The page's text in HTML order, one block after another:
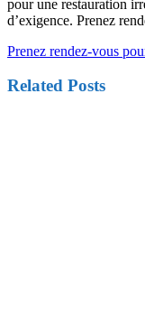
pour une restauration
d’exigence. Prenez
Prenez rendez-vous
Related Posts